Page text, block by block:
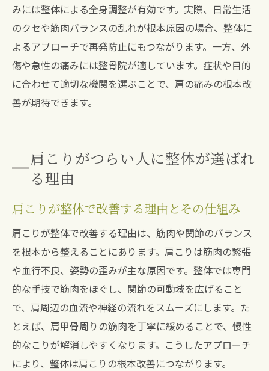
みには整体による全身調整が有効です。実際、日常生活
のクセや筋肉バランスの乱れが根本原因の場合、整体に
よるアプローチで再発防止にもつながります。一方、外
傷や急性の痛みには整骨院が適しています。症状や目的
に合わせて適切な機関を選ぶことで、肩の痛みの根本改
善が期待できます。
肩こりがつらい人に整体が選ばれ
る理由
肩こりが整体で改善する理由とその仕組み
肩こりが整体で改善する理由は、筋肉や関節のバランス
を根本から整えることにあります。肩こりは筋肉の緊張
や血行不良、姿勢の歪みが主な原因です。整体では専門
的な手技で筋肉をほぐし、関節の可動域を広げること
で、肩周辺の血流や神経の流れをスムーズにします。た
とえば、肩甲骨周りの筋肉を丁寧に緩めることで、慢性
的なこりが解消しやすくなります。こうしたアプローチ
により、整体は肩こりの根本改善につながります。